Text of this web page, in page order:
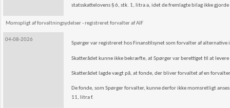
statsskattelovens § 6, stk. 1, litra a, idet de fremlagte bilag ikke
Momspligt af forvaltningsydelser - registreret forvalter af AIF
04-08-2026
Spørger var registreret hos Finanstilsynet som forvalter af
Skatterådet kunne ikke bekræfte, at Spørger var berettiget til at
Skatterådet lagde vægt på, at fonde, der bliver forvaltet af en
De fonde, som Spørger forvalter, kunne derfor ikke momsretligt
11, litra f.